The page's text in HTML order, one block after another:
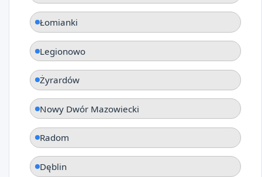
Łomianki
Legionowo
Żyrardów
Nowy Dwór Mazowiecki
Radom
Dęblin